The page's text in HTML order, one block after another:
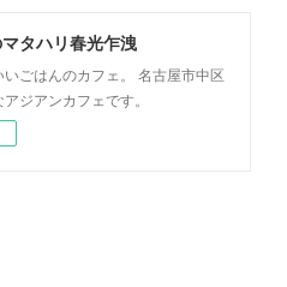
タハリ春光乍洩
いごはんのカフェ。 名古屋市中区
ジアンカフェです。